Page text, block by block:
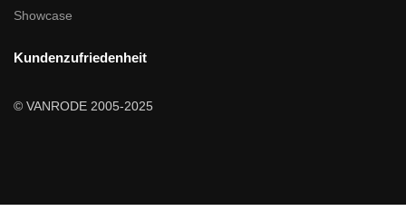
Showcase
Kundenzufriedenheit
© VANRODE 2005-2025